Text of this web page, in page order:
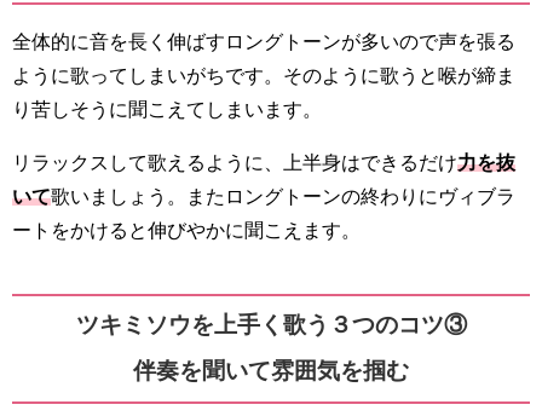
全体的に音を長く伸ばすロングトーンが多いので声を張る
ように歌ってしまいがちです。そのように歌うと喉が締ま
り苦しそうに聞こえてしまいます。
リラックスして歌えるように、上半身はできるだけ力を抜
いて歌いましょう。またロングトーンの終わりにヴィブラ
ートをかけると伸びやかに聞こえます。
ツキミソウを上手く歌う３つのコツ③
伴奏を聞いて雰囲気を掴む